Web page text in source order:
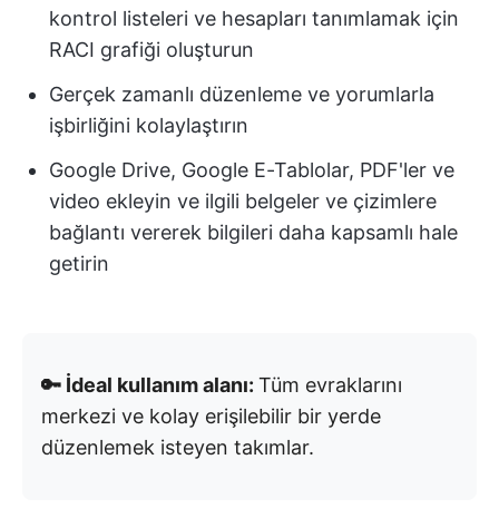
kontrol listeleri ve hesapları tanımlamak için
RACI grafiği oluşturun
Gerçek zamanlı düzenleme ve yorumlarla
işbirliğini kolaylaştırın
Google Drive, Google E-Tablolar, PDF'ler ve
video ekleyin ve ilgili belgeler ve çizimlere
bağlantı vererek bilgileri daha kapsamlı hale
getirin
🔑 İdeal kullanım alanı: Tüm evraklarını
merkezi ve kolay erişilebilir bir yerde
düzenlemek isteyen takımlar.